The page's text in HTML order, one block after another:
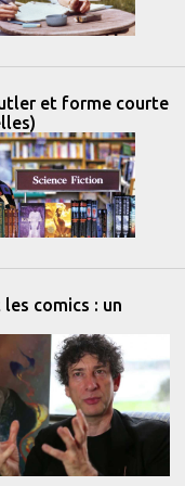
et forme courte
les comics : un